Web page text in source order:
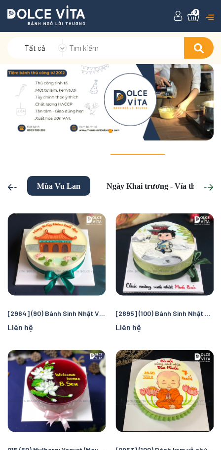
Tất cả
0
Mùa Vu Lan Ngày Khai trương - Vía thần tài
[2964] (90) Bánh Sinh Nhật Vẽ hoa sen & tháp chùa - Trân trọng tấm lòng hướng đạo
Liên hệ
[2895] (100) Bánh Sinh Nhật Vẽ Chú Tiểu tu hành - An nhiên và đầy ý nghĩa
Liên hệ